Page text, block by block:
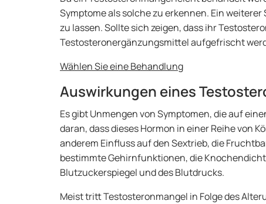
Symptome als solche zu erkennen. Ein
zu lassen. Sollte sich zeigen, dass ihr
Testosteronergänzungsmittel aufgefrischt
Wählen Sie eine Behandlung
Auswirkungen eines
Es gibt Unmengen von Symptomen, die auf
daran, dass dieses Hormon in einer Reihe von
anderem Einfluss auf den Sextrieb, die
bestimmte Gehirnfunktionen, die
Blutzuckerspiegel und des Blutdrucks.
Meist tritt Testosteronmangel in Folge des